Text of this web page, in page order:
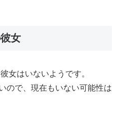
女
女はいないようです。
ので、現在もいない可能性は